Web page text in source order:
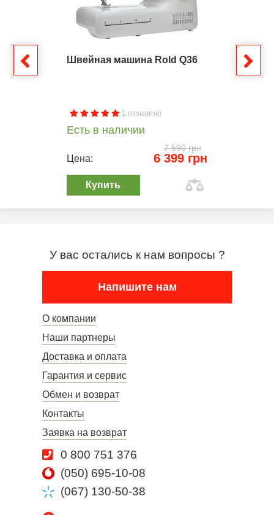
Швейная машина Rold Q36
1 отзыв(ов)
Есть в наличии
7 590 грн
Цена: 6 399 грн
Купить
У вас остались к нам вопросы ?
Напишите нам
О компании
Наши партнеры
Доставка и оплата
Гарантия и сервис
Обмен и возврат
Контакты
Заявка на возврат
0 800 751 376
(050) 695-10-08
(067) 130-50-38